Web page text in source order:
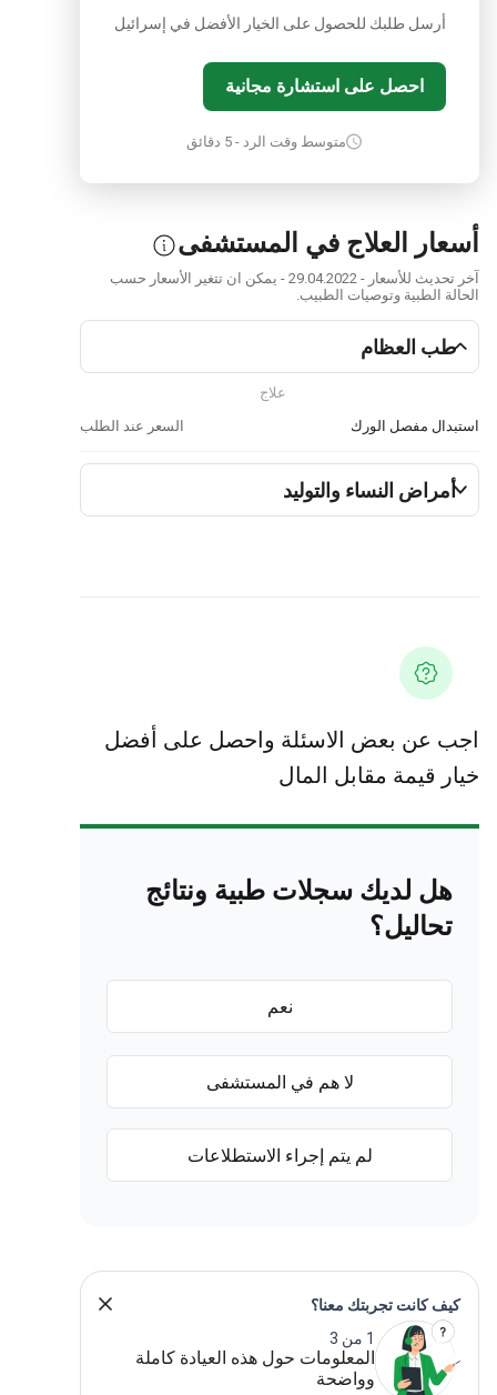
أرسل طلبك للحصول على الخيار الأفضل في إسرائيل
احصل على استشارة مجانية
متوسط وقت الرد - 5 دقائق
أسعار العلاج في المستشفى
آخر تحديث للأسعار - 29.04.2022 - يمكن ان تتغير الأسعار حسب
الحالة الطبية وتوصيات الطبيب.
طب العظام
علاج
استبدال مفصل الورك
السعر عند الطلب
أمراض النساء والتوليد
اجب عن بعض الاسئلة واحصل على أفضل
خيار قيمة مقابل المال
هل لديك سجلات طبية ونتائج
تحاليل؟
نعم
لا هم في المستشفى
لم يتم إجراء الاستطلاعات
كيف كانت تجربتك معنا؟
1 من 3
المعلومات حول هذه العيادة كاملة
وواضحة